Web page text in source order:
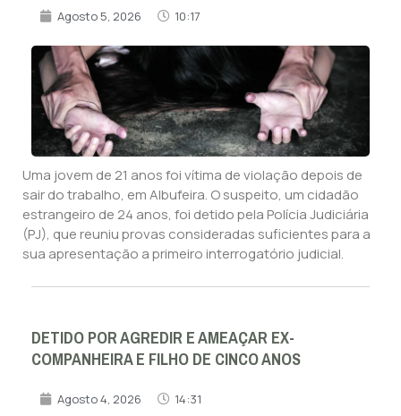
Agosto 5, 2026 10:17
Uma jovem de 21 anos foi vítima de violação depois de
sair do trabalho, em Albufeira. O suspeito, um cidadão
estrangeiro de 24 anos, foi detido pela Polícia Judiciária
(PJ), que reuniu provas consideradas suficientes para a
sua apresentação a primeiro interrogatório judicial.
DETIDO POR AGREDIR E AMEAÇAR EX-
COMPANHEIRA E FILHO DE CINCO ANOS
Agosto 4, 2026 14:31